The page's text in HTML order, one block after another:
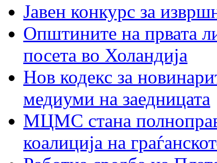
Јавен конкурс за
Општините на првата
посета во Холандија
Нов кодекс за
медиуми на заедницата
МЦМС стана
коалиција на